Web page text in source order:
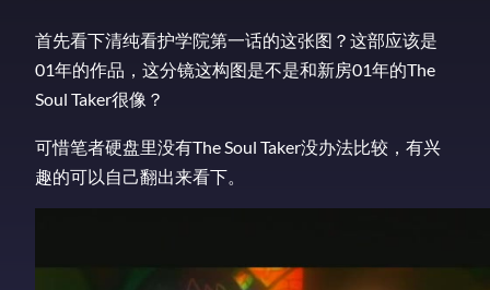
首先看下清纯看护学院第一话的这张图？这部应该是
01年的作品，这分镜这构图是不是和新房01年的The
Soul Taker很像？
可惜笔者硬盘里没有The Soul Taker没办法比较，有兴
趣的可以自己翻出来看下。